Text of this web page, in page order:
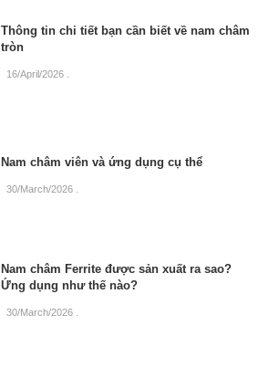
Thông tin chi tiết bạn cần biết về nam châm
tròn
16/April/2026
Nam châm viên và ứng dụng cụ thể
30/March/2026
Nam châm Ferrite được sản xuất ra sao?
Ứng dụng như thế nào?
30/March/2026